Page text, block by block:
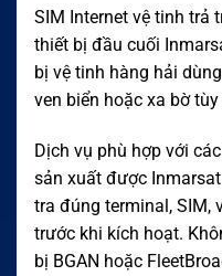
SIM Internet vệ tinh trả
thiết bị đầu cuối
bị vệ tinh hàng hải
ven biển hoặc xa bờ
Dịch vụ phù hợp với
sản xuất được
tra đúng terminal, SIM,
trước khi kích hoạt.
bị BGAN hoặc